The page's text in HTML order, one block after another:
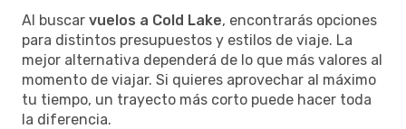
Al buscar vuelos a Cold Lake, encontrarás opciones
para distintos presupuestos y estilos de viaje. La
mejor alternativa dependerá de lo que más valores al
momento de viajar. Si quieres aprovechar al máximo
tu tiempo, un trayecto más corto puede hacer toda
la diferencia.